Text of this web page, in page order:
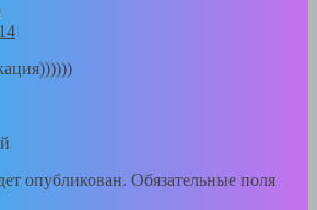
опубликован. Обязательные поля